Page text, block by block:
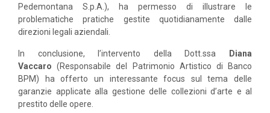
Pedemontana S.p.A.), ha permesso di illustrare le
problematiche pratiche gestite quotidianamente dalle
direzioni legali aziendali.
In conclusione, l’intervento della Dott.ssa
Diana
Vaccaro (Responsabile del Patrimonio Artistico di Banco
BPM) ha offerto un interessante focus sul tema delle
garanzie applicate alla gestione delle collezioni d’arte e al
prestito delle opere.